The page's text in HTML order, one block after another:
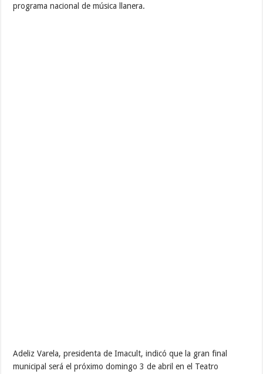
programa nacional de música llanera.
Adeliz Varela, presidenta de Imacult, indicó que la gran final
municipal será el próximo domingo 3 de abril en el Teatro